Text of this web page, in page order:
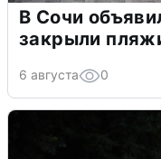
В Сочи
закрыли
6 августа 0